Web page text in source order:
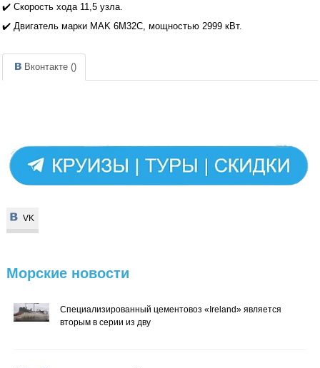
✔️ Скорость хода 11,5 узла.
✔️ Двигатель марки MAK 6M32C, мощностью 2999 кВт.
Вконтакте ()
VK
VK
Морские новости
Специализированный цементовоз «Ireland» является
вторым в серии из дву